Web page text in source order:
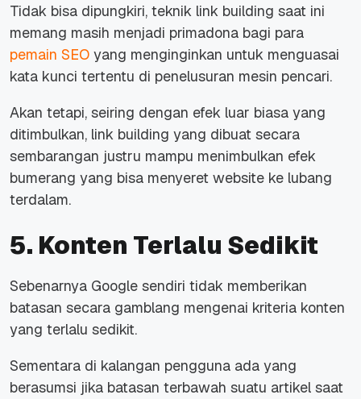
Tidak bisa dipungkiri, teknik link building saat ini
memang masih menjadi primadona bagi para
pemain SEO yang menginginkan untuk menguasai
kata kunci tertentu di penelusuran mesin pencari.
Akan tetapi, seiring dengan efek luar biasa yang
ditimbulkan, link building yang dibuat secara
sembarangan justru mampu menimbulkan efek
bumerang yang bisa menyeret website ke lubang
terdalam.
5. Konten Terlalu Sedikit
Sebenarnya Google sendiri tidak memberikan
batasan secara gamblang mengenai kriteria konten
yang terlalu sedikit.
Sementara di kalangan pengguna ada yang
berasumsi jika batasan terbawah suatu artikel saat